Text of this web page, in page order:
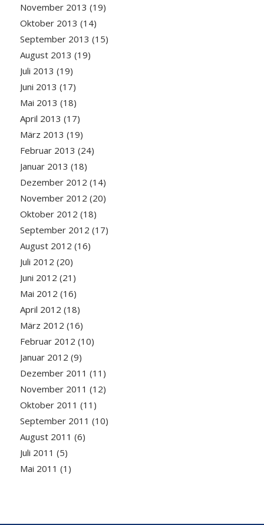
November 2013 (19)
Oktober 2013 (14)
September 2013 (15)
August 2013 (19)
Juli 2013 (19)
Juni 2013 (17)
Mai 2013 (18)
April 2013 (17)
März 2013 (19)
Februar 2013 (24)
Januar 2013 (18)
Dezember 2012 (14)
November 2012 (20)
Oktober 2012 (18)
September 2012 (17)
August 2012 (16)
Juli 2012 (20)
Juni 2012 (21)
Mai 2012 (16)
April 2012 (18)
März 2012 (16)
Februar 2012 (10)
Januar 2012 (9)
Dezember 2011 (11)
November 2011 (12)
Oktober 2011 (11)
September 2011 (10)
August 2011 (6)
Juli 2011 (5)
Mai 2011 (1)